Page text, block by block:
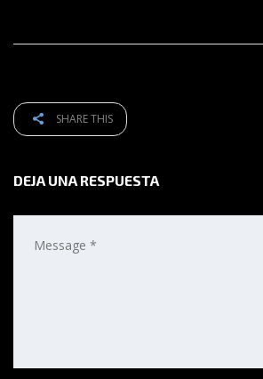
SHARE THIS
DEJA UNA RESPUESTA